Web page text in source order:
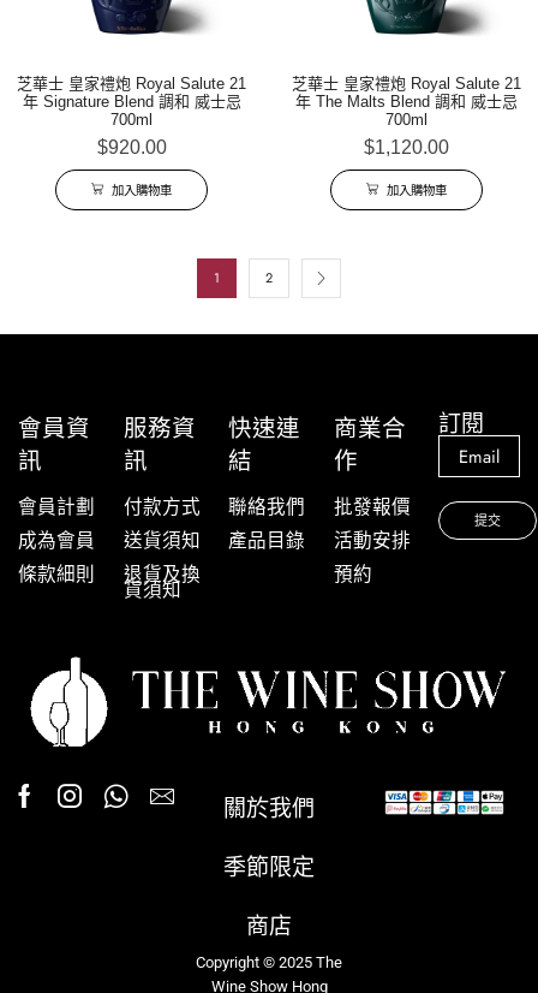
芝華士 皇家禮炮 Royal Salute 21
年 Signature Blend 調和 威士忌
700ml
$920.00
加入購物車
芝華士 皇家禮炮 Royal Salute 21
年 The Malts Blend 調和 威士忌
700ml
$1,120.00
加入購物車
1 2
會員資
訊
會員計劃
成為會員
條款細則
服務資
訊
付款方式
送貨須知
退貨及換
貨須知
快速連
結
聯絡我們
產品目錄
商業合
作
批發報價
活動安排
預約
訂閱
關於我們
季節限定
商店
Copyright © 2025 The
Wine Show Hong